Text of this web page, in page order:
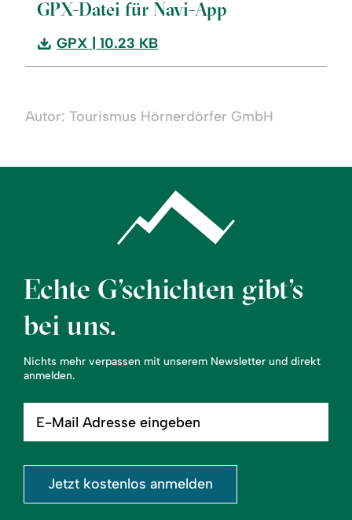
GPX-Datei für Navi-App
Download:
Winterwandern:
Runde
GPX | 10.23 KB
Autor: Tourismus Hörnerdörfer GmbH
Echte G’schichten gibt’s
bei uns.
Nichts mehr verpassen mit unserem Newsletter und direkt
anmelden.
Mail
eingeben
Jetzt kostenlos anmelden